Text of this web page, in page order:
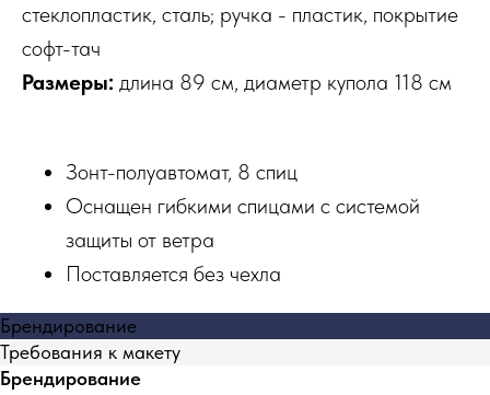
стеклопластик, сталь; ручка - пластик, покрытие
софт-тач
Размеры: длина 89 см, диаметр купола 118 см
Зонт-полуавтомат, 8 спиц
Оснащен гибкими спицами с системой
защиты от ветра
Поставляется без чехла
Брендирование
Требования к макету
Брендирование